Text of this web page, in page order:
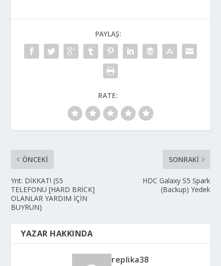
PAYLAŞ:
RATE:
ÖNCEKI
Ynt: DİKKAT! (S5
TELEFONU [HARD BRİCK]
OLANLAR YARDIM İÇİN
BUYRUN)
SONRAKI
HDC Galaxy S5 Spark
(Backup) Yedek
YAZAR HAKKINDA
replika38